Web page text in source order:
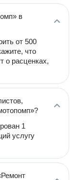
в
от 500
что
о расценках,
1
услугу